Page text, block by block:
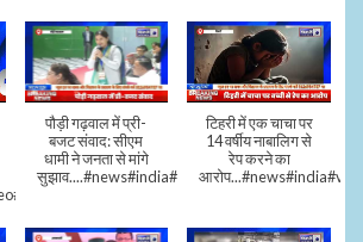
पौड़ी गढ़वाल में प्री-
बजट संवाद: सीएम
धामी ने जनता से मांगे
सुझाव....#news#india#video#viral
टिहरी में एक चाचा पर
14 वर्षीय नाबालिग से
रेप करने का